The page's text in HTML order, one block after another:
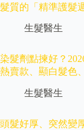
髮質的「精準護髮
生髮醫生
染髮劑點揀好？
熱賣款、顯白髮色
生髮醫生
頭髮好厚、突然變